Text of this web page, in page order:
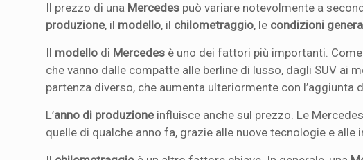
Il prezzo di una Mercedes può variare notevolmente a
produzione, il modello, il chilometraggio, le condizioni
Il modello di Mercedes è uno dei fattori più importanti.
che vanno dalle compatte alle berline di lusso, dagli SUV ai
partenza diverso, che aumenta ulteriormente con l’aggiunta
L’anno di produzioneinfluisce anche sul prezzo. Le
quelle di qualche anno fa, grazie alle nuove tecnologie e